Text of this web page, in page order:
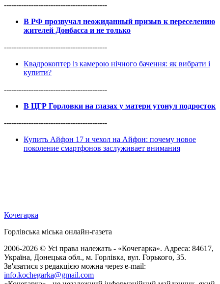
------------------------------------------
В РФ прозвучал неожиданный призыв к переселению
жителей Донбасса и не только
------------------------------------------
Квадрокоптер із камерою нічного бачення: як вибрати і
купити?
------------------------------------------
В ЦГР Горловки на глазах у матери утонул подросток
------------------------------------------
Купить Айфон 17 и чехол на Айфон: почему новое
поколение смартфонов заслуживает внимания
Кочегарка
Горлівська міська онлайн-газета
2006-2026 © Усі права належать - «Кочегарка». Адреса: 84617,
Україна, Донецька обл., м. Горлівка, вул. Горького, 35.
Зв'язатися з редакцією можна через e-mail:
info.kochegarka@gmail.com